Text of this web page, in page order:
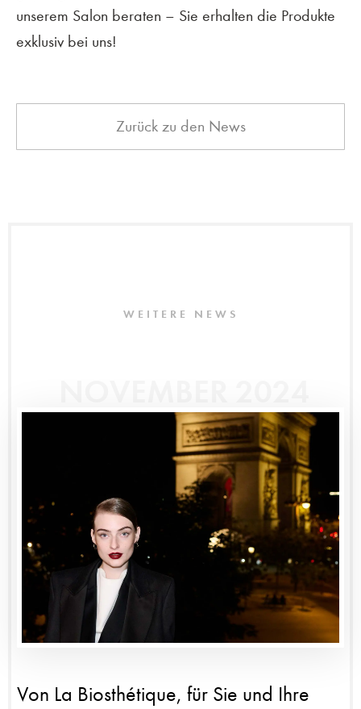
unserem Salon beraten – Sie erhalten die Produkte
exklusiv bei uns!
Zurück zu den News
WEITERE NEWS
Von La Biosthétique, für Sie und Ihre